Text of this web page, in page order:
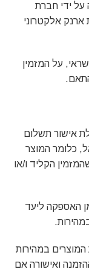
על ידי חברת
ארנק אלקטרוני
על המזמין
אישור תשלום
כלומר המוצר
הקליד ו/או
האספקה ליעד
במהירות
ההזמנה ואישורה אם